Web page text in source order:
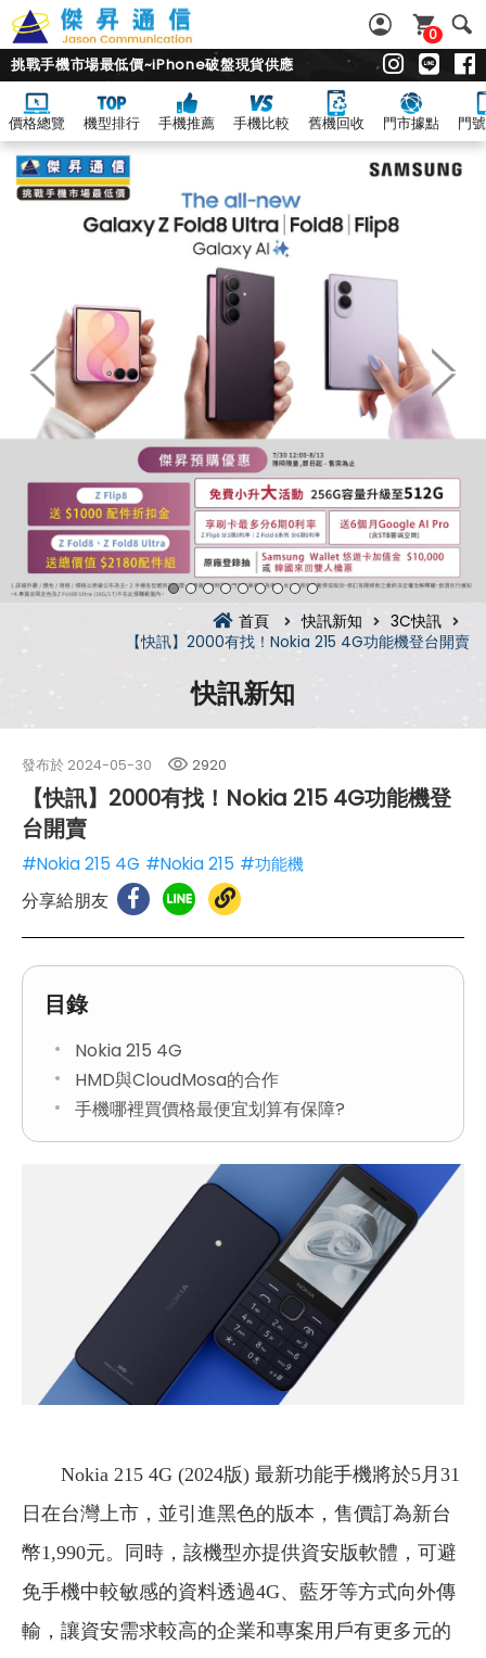
0
挑戰手機市場最低價~iPhone破盤現貨供應
價格總覽 機型排行 手機推薦 手機比較 舊機回收 門市據點 門
首頁 快訊新知
3C快訊
【快訊】2000有找！Nokia 215 4G功能機登台開賣
快訊新知
發布於 2024-05-30 2920
【快訊】2000有找！Nokia 215 4G功能機登
台開賣
#Nokia 215 4G #Nokia 215 #功能機
分享給朋友
目錄
Nokia 215 4G
HMD與CloudMosa的合作
手機哪裡買價格最便宜划算有保障?
Nokia 215 4G (2024版) 最新功能手機將於5月31
日在台灣上市，並引進黑色的版本，售價訂為新台
幣1,990元。同時，該機型亦提供資安版軟體，可避
免手機中較敏感的資料透過4G、藍牙等方式向外傳
輸，讓資安需求較高的企業和專案用戶有更多元的